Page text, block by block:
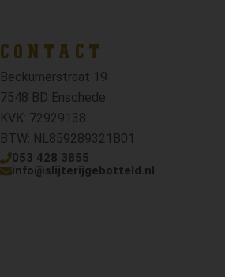
CONTACT
Beckumerstraat 19
7548 BD Enschede
KVK: 72929138
BTW: NL859289321B01
053 428 3855
info@slijterijgebotteld.nl